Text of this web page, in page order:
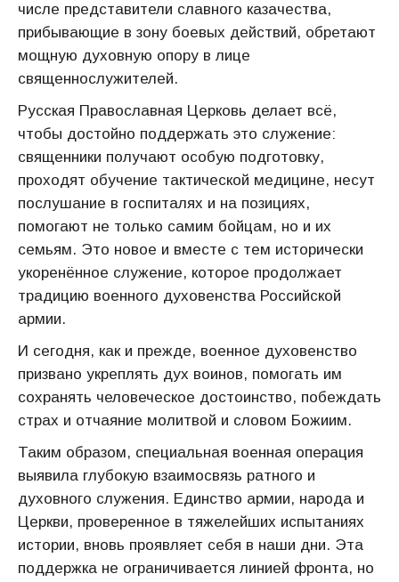
числе представители славного казачества,
прибывающие в зону боевых действий, обретают
мощную духовную опору в лице
священнослужителей.
Русская Православная Церковь делает всё,
чтобы достойно поддержать это служение:
священники получают особую подготовку,
проходят обучение тактической медицине, несут
послушание в госпиталях и на позициях,
помогают не только самим бойцам, но и их
семьям. Это новое и вместе с тем исторически
укоренённое служение, которое продолжает
традицию военного духовенства Российской
армии.
И сегодня, как и прежде, военное духовенство
призвано укреплять дух воинов, помогать им
сохранять человеческое достоинство, побеждать
страх и отчаяние молитвой и словом Божиим.
Таким образом, специальная военная операция
выявила глубокую взаимосвязь ратного и
духовного служения. Единство армии, народа и
Церкви, проверенное в тяжелейших испытаниях
истории, вновь проявляет себя в наши дни. Эта
поддержка не ограничивается линией фронта, но